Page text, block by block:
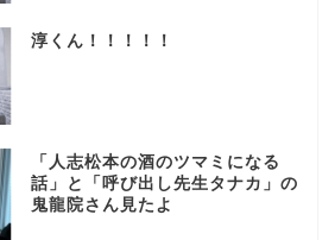
淳くん！！！！！
「人志松本の酒のツマミになる
話」と「呼び出し先生タナカ」の
鬼龍院さん見たよ